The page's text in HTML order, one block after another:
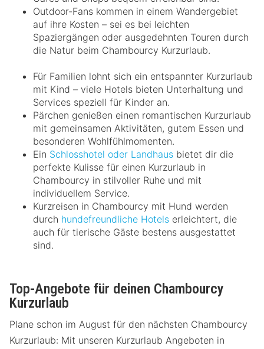
Outdoor-Fans kommen in einem Wandergebiet
auf ihre Kosten – sei es bei leichten
Spaziergängen oder ausgedehnten Touren durch
die Natur beim Chambourcy Kurzurlaub.
Für Familien lohnt sich ein entspannter Kurzurlaub
mit Kind – viele Hotels bieten Unterhaltung und
Services speziell für Kinder an.
Pärchen genießen einen romantischen Kurzurlaub
mit gemeinsamen Aktivitäten, gutem Essen und
besonderen Wohlfühlmomenten.
Ein Schlosshotel oder Landhaus bietet dir die
perfekte Kulisse für einen Kurzurlaub in
Chambourcy in stilvoller Ruhe und mit
individuellem Service.
Kurzreisen in Chambourcy mit Hund werden
durch hundefreundliche Hotels erleichtert, die
auch für tierische Gäste bestens ausgestattet
sind.
Top-Angebote für deinen Chambourcy
Kurzurlaub
Plane schon im August für den nächsten Chambourcy
Kurzurlaub: Mit unseren Kurzurlaub Angeboten in